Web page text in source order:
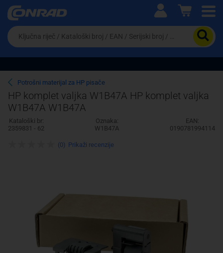
Ova postavka prilagođava asortiman proizvoda i
cijene vašim potrebama.
Pravno lice
Da
biste
potražili
proizvod,
unesite
ključnu
riječ,
kataloški
broj,
EAN
ili
Potrošni materijal za HP pisače
HP komplet valjka W1B47A HP komplet valjka
W1B47A W1B47A
Kataloški br:
2359831 - 62
Oznaka:
W1B47A
EAN:
0190781994114
(0) Prikaži recenzije